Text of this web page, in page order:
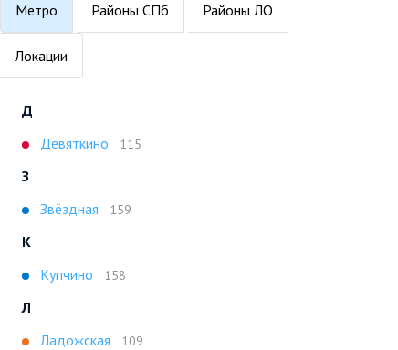
Метро Районы СПб Районы ЛО
Локации
Д
Девяткино
115
З
Звёздная
159
К
Купчино
158
Л
Ладожская
109